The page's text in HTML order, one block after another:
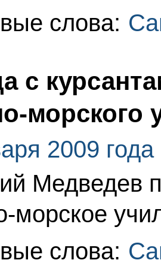
слова:
с
морского
2009 года
Медведев
морское
слова: